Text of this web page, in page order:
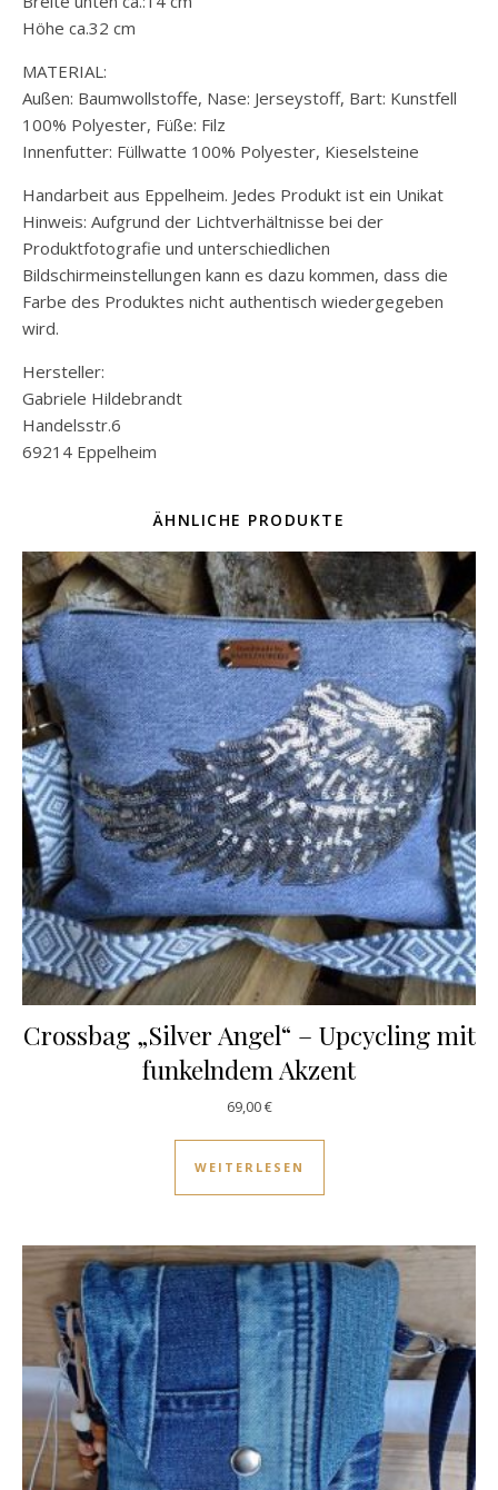
Höhe ca.32 cm
MATERIAL:
Außen: Baumwollstoffe, Nase: Jerseystoff, Bart: Kunstfell
100% Polyester, Füße: Filz
Innenfutter: Füllwatte 100% Polyester, Kieselsteine
Handarbeit aus Eppelheim. Jedes Produkt ist ein Unikat
Hinweis: Aufgrund der Lichtverhältnisse bei der
Produktfotografie und unterschiedlichen
Bildschirmeinstellungen kann es dazu kommen, dass die
Farbe des Produktes nicht authentisch wiedergegeben
wird.
Hersteller:
Gabriele Hildebrandt
Handelsstr.6
69214 Eppelheim
ÄHNLICHE PRODUKTE
Crossbag „Silver Angel“ – Upcycling mit
funkelndem Akzent
69,00€
WEITERLESEN